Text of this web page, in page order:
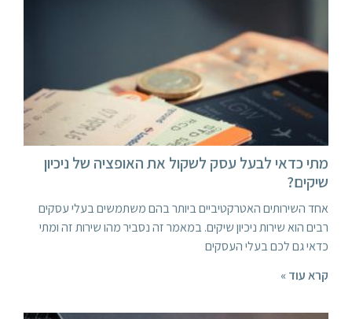
מתי כדאי לבעל עסק לשקול את האופציה של ניכיון
שיקים?
אחד השירותים האטרקטיביים ביותר בהם משתמשים בעלי עסקים
רבים הוא שירות ניכיון שיקים. במאמר זה נסביר מהו שירות זה ומתי
כדאי גם לכם בעלי העסקים
קרא עוד »